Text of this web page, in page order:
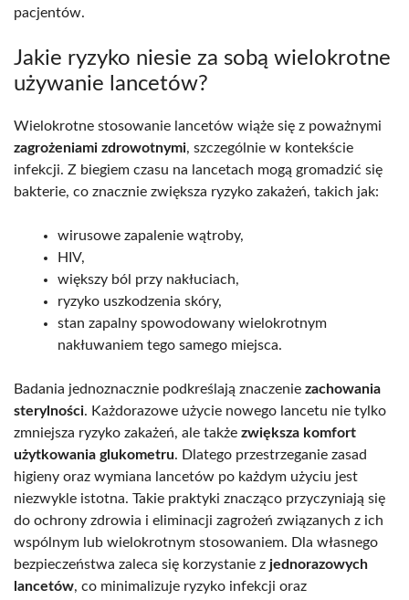
pacjentów.
Jakie ryzyko niesie za sobą wielokrotne
używanie lancetów?
Wielokrotne stosowanie lancetów wiąże się z poważnymi
zagrożeniami zdrowotnymi, szczególnie w kontekście
infekcji. Z biegiem czasu na lancetach mogą gromadzić się
bakterie, co znacznie zwiększa ryzyko zakażeń, takich jak:
wirusowe zapalenie wątroby,
HIV,
większy ból przy nakłuciach,
ryzyko uszkodzenia skóry,
stan zapalny spowodowany wielokrotnym
nakłuwaniem tego samego miejsca.
Badania jednoznacznie podkreślają znaczenie zachowania
sterylności. Każdorazowe użycie nowego lancetu nie tylko
zmniejsza ryzyko zakażeń, ale także zwiększa komfort
użytkowania glukometru. Dlatego przestrzeganie zasad
higieny oraz wymiana lancetów po każdym użyciu jest
niezwykle istotna. Takie praktyki znacząco przyczyniają się
do ochrony zdrowia i eliminacji zagrożeń związanych z ich
wspólnym lub wielokrotnym stosowaniem. Dla własnego
bezpieczeństwa zaleca się korzystanie z jednorazowych
lancetów, co minimalizuje ryzyko infekcji oraz